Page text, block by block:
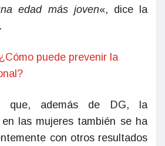
edad más joven«, dice la
¿Cómo puede prevenir la
que, además de DG, la
las mujeres también se ha
con otros resultados